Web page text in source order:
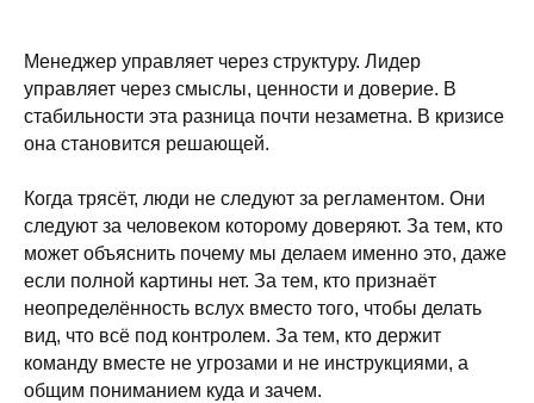
Менеджер управляет через структуру. Лидер
управляет через смыслы, ценности и доверие. В
стабильности эта разница почти незаметна. В кризисе
она становится решающей.
Когда трясёт, люди не следуют за регламентом. Они
следуют за человеком которому доверяют. За тем, кто
может объяснить почему мы делаем именно это, даже
если полной картины нет. За тем, кто признаёт
неопределённость вслух вместо того, чтобы делать
вид, что всё под контролем. За тем, кто держит
команду вместе не угрозами и не инструкциями, а
общим пониманием куда и зачем.